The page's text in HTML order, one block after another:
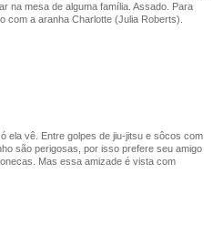
na mesa de alguma família. Assado. Para
com a aranha Charlotte (Julia Roberts).
ela vê. Entre golpes de jiu-jitsu e sôcos com
são perigosas, por isso prefere seu amigo
Mas essa amizade é vista com